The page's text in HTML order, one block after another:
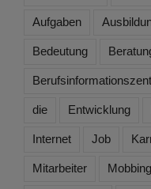
Aufgaben
Bedeutung
die Entwicklung
Internet Job
Mitarbeiter Mobbing